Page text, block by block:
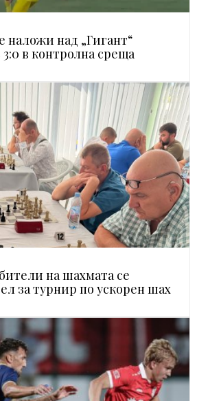
наложи над „Гигант“
в контролна среща
на шахмата се
за турнир по ускорен шах